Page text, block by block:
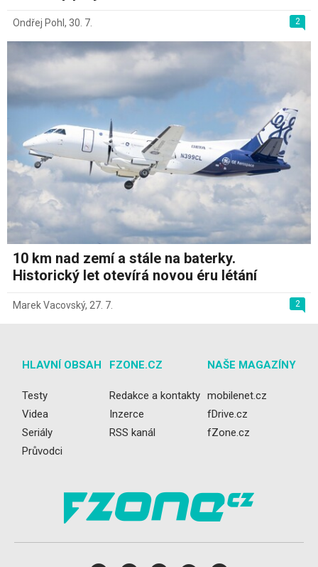
2
Ondřej Pohl , 30. 7.
10 km nad zemí a stále na baterky.
Historický let otevírá novou éru létání
2
Marek Vacovský, 27. 7.
HLAVNÍ OBSAH
Testy
Videa
Seriály
Průvodci
FZONE.CZ
Redakce a kontakty
Inzerce
RSS kanál
NAŠE MAGAZÍNY
mobilenet.cz
fDrive.cz
fZone.cz